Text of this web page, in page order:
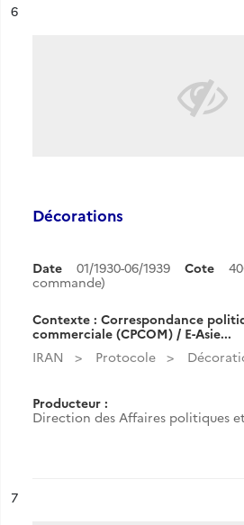
n°
6
Décorations
Date 01/1930-06/1939 Cote
commande)
Contexte : Correspondance
commerciale (CPCOM) / E-Asie...
IRAN
Protocole
Producteur :
Direction des Affaires politiques
n°
7